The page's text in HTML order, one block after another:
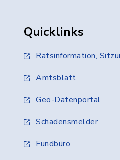
Quicklinks
Ratsinformation,
Amtsblatt
Geo-Datenportal
Schadensmelder
Fundbüro